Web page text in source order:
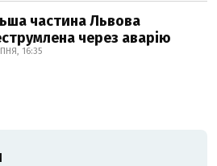
частина Львова
через аварію
16:35